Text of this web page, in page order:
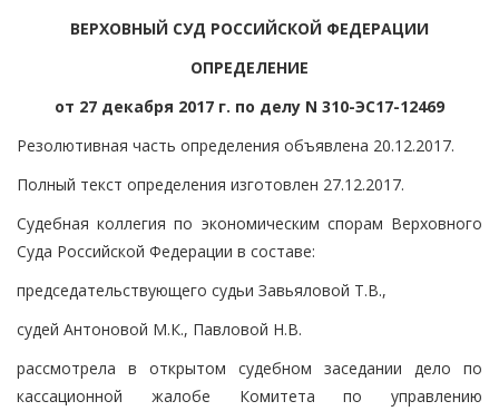
ВЕРХОВНЫЙ СУД РОССИЙСКОЙ ФЕДЕРАЦИИ
ОПРЕДЕЛЕНИЕ
от 27 декабря 2017 г. по делу N 310-ЭС17-12469
Резолютивная часть определения объявлена 20.12.2017.
Полный текст определения изготовлен 27.12.2017.
Судебная коллегия по экономическим спорам Верховного
Суда Российской Федерации в составе:
председательствующего судьи Завьяловой Т.В.,
судей Антоновой М.К., Павловой Н.В.
рассмотрела в открытом судебном заседании дело по
кассационной жалобе Комитета по управлению